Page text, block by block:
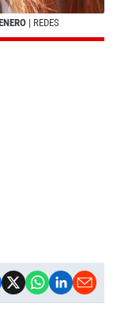
| REDES